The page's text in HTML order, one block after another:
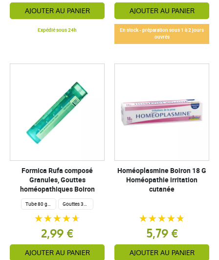
AJOUTER AU PANIER
Expédié sous 24h
AJOUTER AU PANIER
En stock - préparation sous 1 à 2 jours
ouvrés
Formica Rufa composé
Granules, Gouttes
homéopathiques Boiron
Tube 80 granules homéopathiques 4 g. Gouttes 30ml
2,99 €
AJOUTER AU PANIER
Homéoplasmine Boiron 18 G
Homéopathie irritation
cutanée
5,79 €
AJOUTER AU PANIER